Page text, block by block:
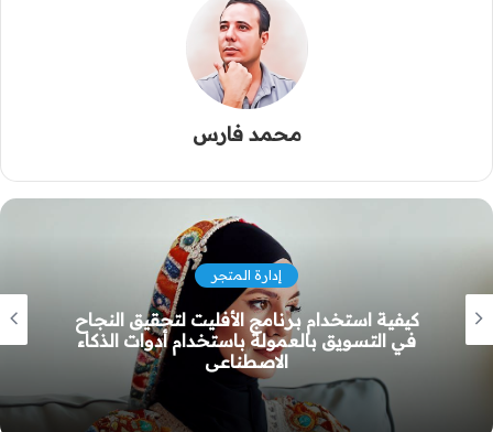
محمد فارس
إدارة المتجر
كيفية استخدام برنامج الأفليت لتحقيق النجاح
في التسويق بالعمولة باستخدام أدوات الذكاء
الاصطناعي